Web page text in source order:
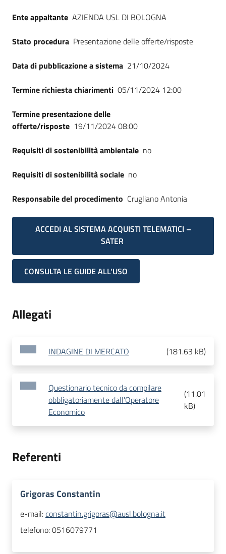
Ente appaltante AZIENDA USL DI BOLOGNA
Stato procedura Presentazione delle offerte/risposte
Data di pubblicazione a sistema 21/10/2024
Termine richiesta chiarimenti 05/11/2024 12:00
Termine presentazione delle
offerte/risposte 19/11/2024 08:00
Requisiti di sostenibilità ambientale no
Requisiti di sostenibilità sociale no
Responsabile del procedimento Crugliano Antonia
ACCEDI AL SISTEMA ACQUISTI TELEMATICI –
SATER
CONSULTA LE GUIDE ALL'USO
Allegati
INDAGINE DI MERCATO (181.63 kB)
Questionario tecnico da compilare
obbligatoriamente dall'Operatore
Economico
(11.01
kB)
Referenti
Grigoras Constantin
e-mail:constantin.grigoras@ausl.bologna.it
telefono:0516079771